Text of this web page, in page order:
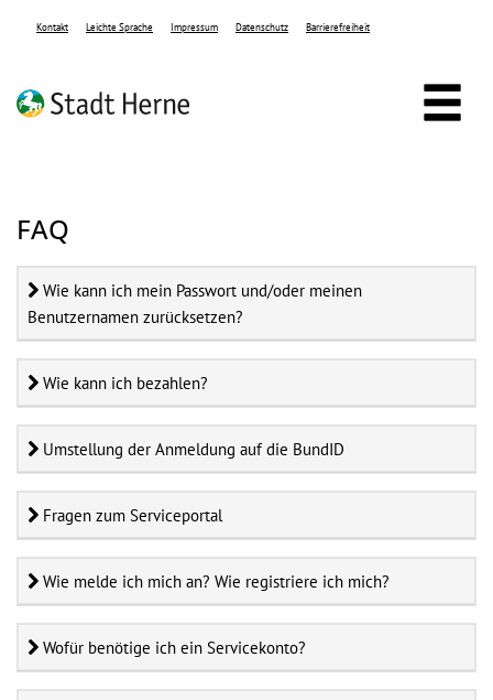
Zum Hauptinhalt springen
Kontakt Leichte Sprache Impressum Datenschutz Barrierefreiheit
FAQ
Wie kann ich mein Passwort und/oder meinen
Benutzernamen zurücksetzen?
Wie kann ich mein Passwort
Wie kann ich bezahlen?
Wie kann ich bezahlen?
Umstellung der Anmeldung auf die BundID
Umstellung der Anmeldung auf
Fragen zum Serviceportal
Fragen zum Serviceportal
Wie melde ich mich an? Wie registriere ich mich?
Wie melde ich mich an? Wie
Wofür benötige ich ein Servicekonto?
Wofür benötige ich ein